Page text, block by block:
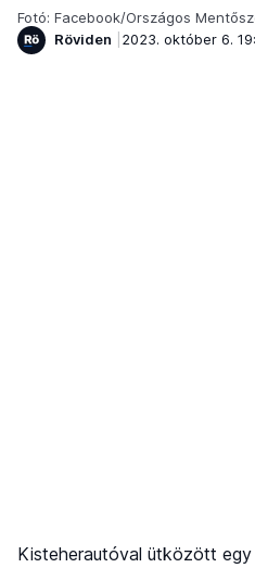
Fotó: Facebook/Országos
Röviden
2023. október 6.
Kisteherautóval ütközött